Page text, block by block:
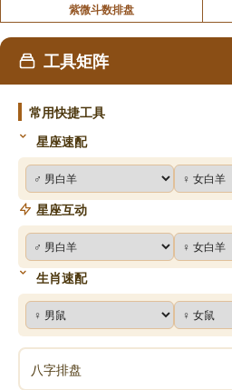
紫微斗数排盘
工具矩阵
常用快捷工具
星座速配
星座互动
生肖速配
八字排盘